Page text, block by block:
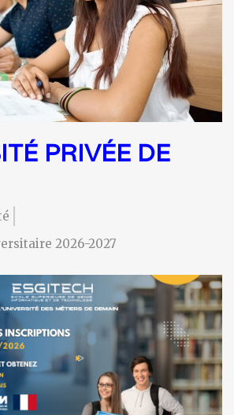
PRIVÉE DE
2026-2027